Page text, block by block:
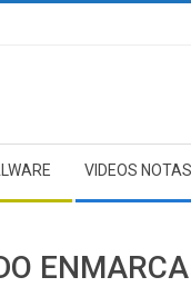
VIDEOS NOTAS